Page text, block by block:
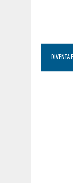
DIVENTA